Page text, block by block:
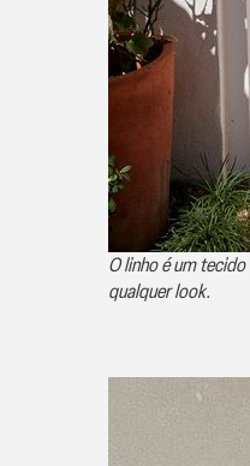
O linho é um
qualquer look.